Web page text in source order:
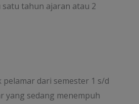
tahun ajaran atau 2
dari semester 1 s/d
yang sedang menempuh